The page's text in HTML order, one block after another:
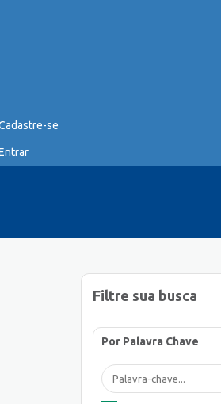
se
Filtre sua busca
Por Palavra Chave